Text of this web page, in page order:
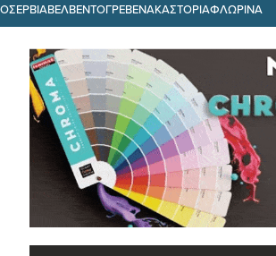
ΣΕΡΒΙΑΒΕΛΒΕΝΤΟΓΡΕΒΕΝΑΚΑΣΤΟΡΙΑΦΛΩΡΙΝΑ